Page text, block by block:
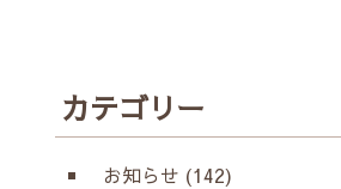
カテゴリー
お知らせ (142)